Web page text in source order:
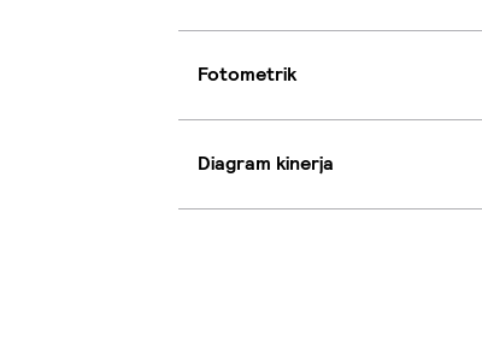
Fotometrik
Diagram kinerja